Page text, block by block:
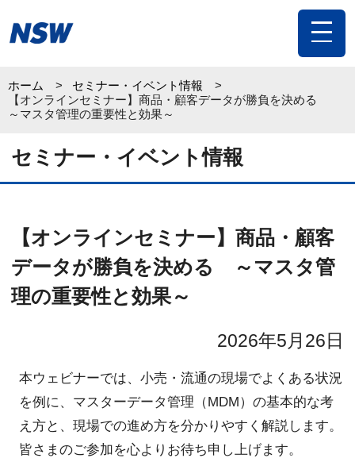
toggle
ホーム
セミナー・イベント情報
【オンラインセミナー】商品・顧客データが勝負を決める
～マスタ管理の重要性と効果～
セミナー・イベント情報
【オンラインセミナー】商品・顧客
データが勝負を決める ～マスタ管
理の重要性と効果～
2026年5月26日
本ウェビナーでは、小売・流通の現場でよくある状況
を例に、マスターデータ管理（MDM）の基本的な考
え方と、現場での進め方を分かりやすく解説します。
皆さまのご参加を心よりお待ち申し上げます。